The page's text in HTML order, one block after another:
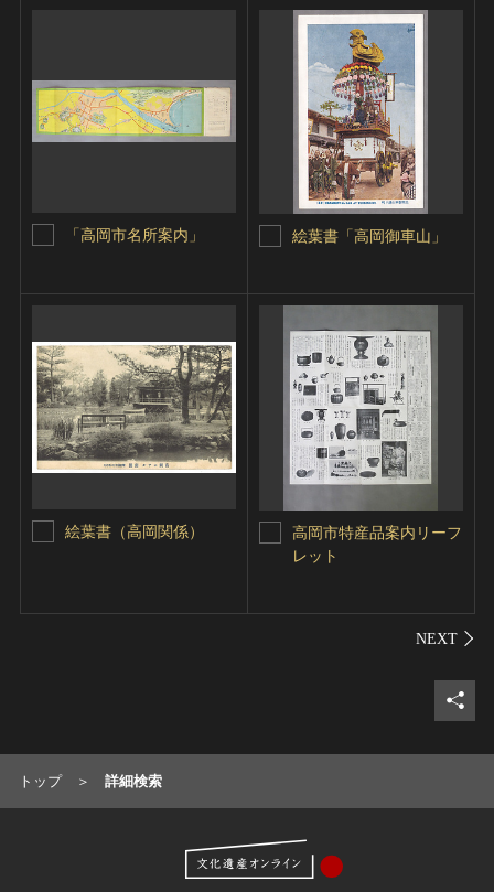
「高岡市名所案内」 絵葉書「高岡御車山」
絵葉書（高岡関係）
高岡市特産品案内リーフ
レット
シェ
トップ 詳細検索